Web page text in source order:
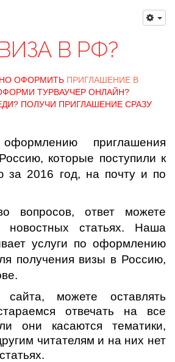
В РФ?
ОФОРМИТЬ ПРИГЛАШЕНИЕ В
ТУРВАУЧЕР ОНЛАЙН?
ПОЛУЧИ ПРИГЛАШЕНИЕ СРАЗУ
приглашения
которые поступили к
за 2016 год, на почту и по
вопросов, ответ можете
новостных статьях. Наша
услуги по оформлению
получения визы в Россию,
можете оставлять
отвечать на все
они касаются тематики,
читателям и на них нет